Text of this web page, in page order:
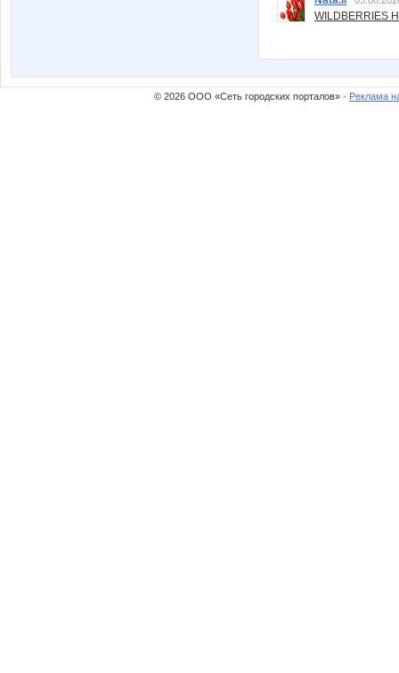
© 2026 ООО «Сеть городских порталов» · Реклама